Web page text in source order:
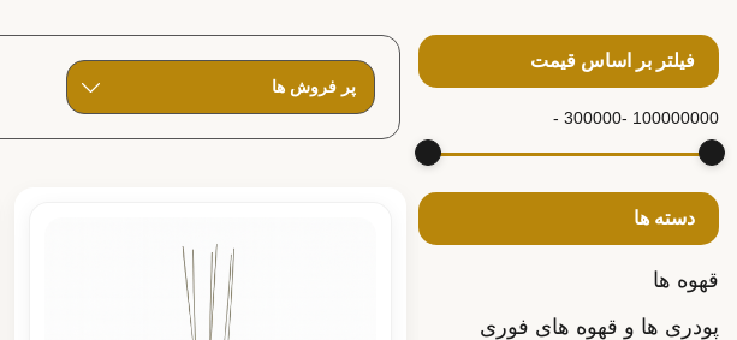
فیلتر بر اساس قیمت
300000 - 100000000 -
دسته ها
قهوه ها
پودری ها و قهوه های فوری